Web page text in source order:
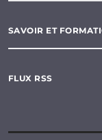
SAVOIR ET
FLUX RSS